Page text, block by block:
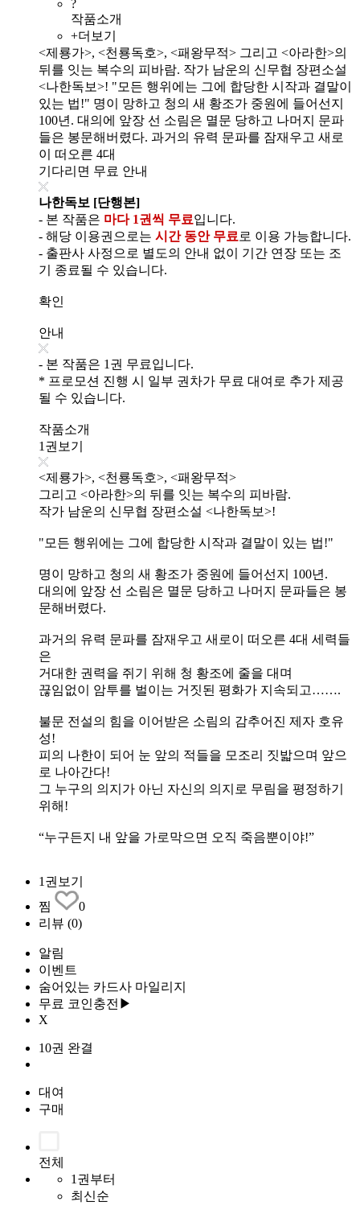
?
작품소개
+더보기
<제룡가>, <천룡독호>, <패왕무적> 그리고 <아라한>의
뒤를 잇는 복수의 피바람. 작가 남운의 신무협 장편소설
<나한독보>! "모든 행위에는 그에 합당한 시작과 결말이
있는 법!" 명이 망하고 청의 새 황조가 중원에 들어선지
100년. 대의에 앞장 선 소림은 멸문 당하고 나머지 문파
들은 봉문해버렸다. 과거의 유력 문파를 잠재우고 새로
이 떠오른 4대
기다리면 무료 안내
나한독보 [단행본]
- 본 작품은 마다 1권씩 무료입니다.
- 해당 이용권으로는 시간 동안 무료 로 이용 가능합니다.
- 출판사 사정으로 별도의 안내 없이 기간 연장 또는 조
기 종료될 수 있습니다.
확인
안내
- 본 작품은 1권 무료입니다.
* 프로모션 진행 시 일부 권차가 무료 대여로 추가 제공
될 수 있습니다.
작품소개
1권보기
<제룡가>, <천룡독호>, <패왕무적>
그리고 <아라한>의 뒤를 잇는 복수의 피바람.
작가 남운의 신무협 장편소설 <나한독보>!
"모든 행위에는 그에 합당한 시작과 결말이 있는 법!"
명이 망하고 청의 새 황조가 중원에 들어선지 100년.
대의에 앞장 선 소림은 멸문 당하고 나머지 문파들은 봉
문해버렸다.
과거의 유력 문파를 잠재우고 새로이 떠오른 4대 세력들
은
거대한 권력을 쥐기 위해 청 황조에 줄을 대며
끊임없이 암투를 벌이는 거짓된 평화가 지속되고…….
불문 전설의 힘을 이어받은 소림의 감추어진 제자 호유
성!
피의 나한이 되어 눈 앞의 적들을 모조리 짓밟으며 앞으
로 나아간다!
그 누구의 의지가 아닌 자신의 의지로 무림을 평정하기
위해!
“누구든지 내 앞을 가로막으면 오직 죽음뿐이야!”
1권보기
찜
0
리뷰 (0)
알림
이벤트
숨어있는 카드사 마일리지
무료 코인충전▶
X
10권 완결
대여
구매
전체
1권부터
최신순